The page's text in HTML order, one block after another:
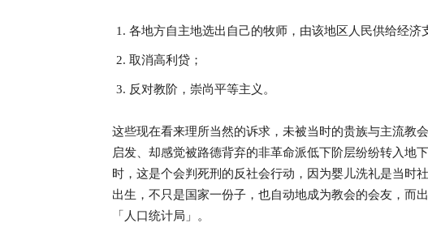
各地方自主地选出自己的牧师，由该地区人民供给经济
取消高利贷；
反对教阶，崇尚平等主义。
这些现在看来理所当然的诉求，未被当时的贵族与主流教
启发、却感觉被路德背弃的非革命派低下阶层纷纷转入地
时，这是个会判死刑的反社会行动，因为婴儿洗礼是当时
出生，不只是国家一份子，也自动地成为教会的会友，而
「人口统计局」。